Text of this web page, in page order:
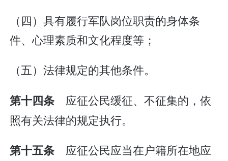
（四）具有履行军队岗位职责的身体条
件、心理素质和文化程度等；
（五）法律规定的其他条件。
第十四条 应征公民缓征、不征集的，依
照有关法律的规定执行。
第十五条 应征公民应当在户籍所在地应